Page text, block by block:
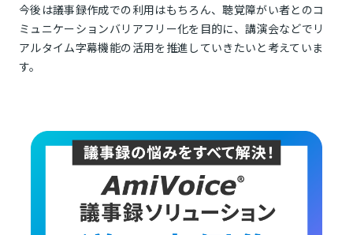
今後は議事録作成での利用はもちろん、聴覚障がい者とのコ
ミュニケーションバリアフリー化を目的に、講演会などでリ
アルタイム字幕機能の活用を推進していきたいと考えていま
す。